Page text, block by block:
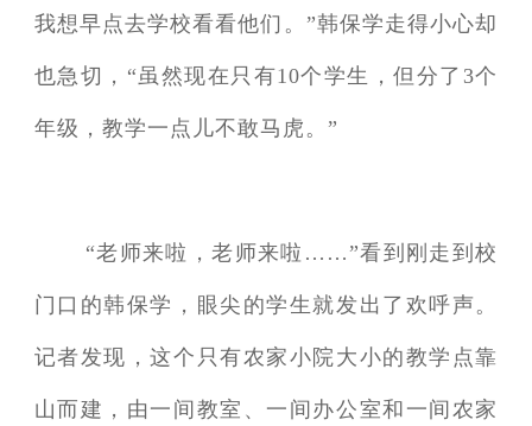
我想早点去学校看看他们。”韩保学走得小心却
也急切，“虽然现在只有10个学生，但分了3个
年级，教学一点儿不敢马虎。”
“老师来啦，老师来啦……”看到刚走到校
门口的韩保学，眼尖的学生就发出了欢呼声。
记者发现，这个只有农家小院大小的教学点靠
山而建，由一间教室、一间办公室和一间农家